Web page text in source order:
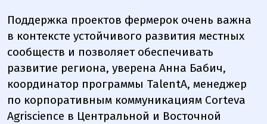
Поддержка проектов фермерок очень важна
в контексте устойчивого развития местных
сообществ и позволяет обеспечивать
развитие региона, уверена Анна Бабич,
координатор программы TalentA, менеджер
по корпоративным коммуникациям Corteva
Agriscience в Центральной и Восточной